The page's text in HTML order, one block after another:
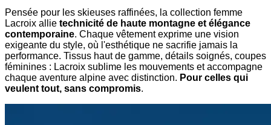
Pensée pour les skieuses raffinées, la collection femme
Lacroix allie technicité de haute montagne et élégance
contemporaine. Chaque vêtement exprime une vision
exigeante du style, où l'esthétique ne sacrifie jamais la
performance. Tissus haut de gamme, détails soignés, coupes
féminines : Lacroix sublime les mouvements et accompagne
chaque aventure alpine avec distinction. Pour celles qui
veulent tout, sans compromis.